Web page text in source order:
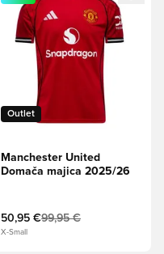
Outlet
Manchester United
Domača majica 2025/26
50,95 €99,95 €
X-Small